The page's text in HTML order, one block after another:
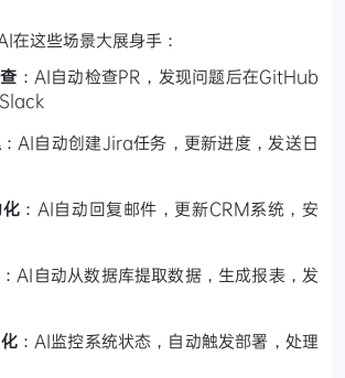
这些场景大展身手：
：AI自动检查PR，发现问题后在GitHub
：AI自动创建Jira任务，更新进度，发送日
：AI自动回复邮件，更新CRM系统，安
：AI自动从数据库提取数据，生成报表，发
：AI监控系统状态，自动触发部署，处理